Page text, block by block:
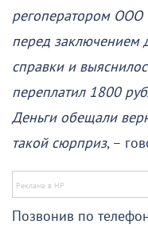
регоператором ООО
перед заключением
справки и
переплатил 1800
Деньги обещали
такой сюрприз, –
Позвонив по